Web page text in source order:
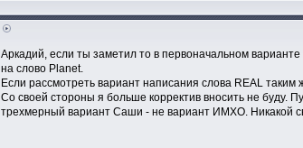
Аркадий, если ты заметил то в первоначальном
на слово Planet.
Если рассмотреть вариант написания слова REAL
Со своей стороны я больше корректив вносить не буду.
трехмерный вариант Саши - не вариант ИМХО. Никакой